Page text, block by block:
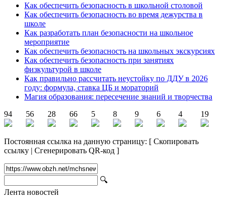
Как обеспечить безопасность в школьной столовой
Как обеспечить безопасность во время дежурства в
школе
Как разработать план безопасности на школьное
мероприятие
Как обеспечить безопасность на школьных экскурсиях
Как обеспечить безопасность при занятиях
физкультурой в школе
Как правильно рассчитать неустойку по ДДУ в 2026
году: формула, ставка ЦБ и мораторий
Магия образования: пересечение знаний и творчества
94
56 28 66 5 8 9 6 4 19
Постоянная ссылка на данную страницу: [ Скопировать
ссылку | Сгенерировать QR-код ]
🔍
Лента новостей